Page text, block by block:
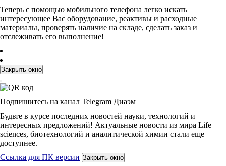
Теперь с помощью мобильного телефона легко искать
интересующее Вас оборудование, реактивы и расходные
материалы, проверять наличие на складе, сделать заказ и
отслеживать его выполнение!
Закрыть окно
Подпишитесь на канал Telegram Диаэм
Будьте в курсе последних новостей науки, технологий и
интересных предложений! Актуальные новости из мира Life
sciences, биотехнологий и аналитической химии стали еще
доступнее.
Ссылка для ПК версии Закрыть окно